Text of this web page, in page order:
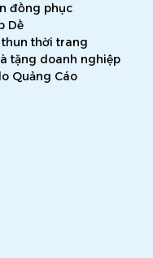
đồng phục
Dề
thun thời trang
tặng doanh nghiệp
Quảng Cáo